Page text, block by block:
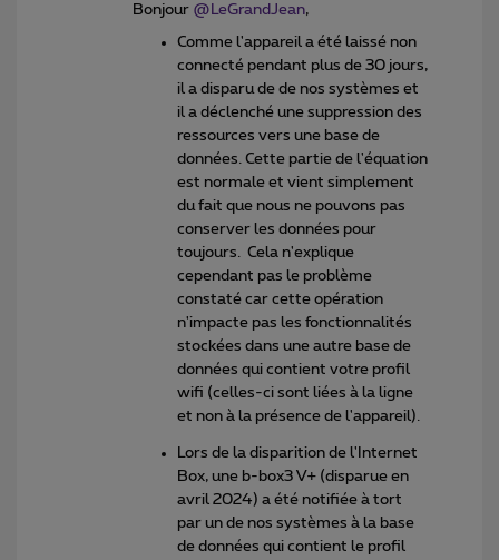
Bonjour ​ @LeGrandJean,
Comme l'appareil a été laissé non
connecté pendant plus de 30 jours,
il a disparu de de nos systèmes et
il a déclenché une suppression des
ressources vers une base de
données. Cette partie de l'équation
est normale et vient simplement
du fait que nous ne pouvons pas
conserver les données pour
toujours. Cela n'explique
cependant pas le problème
constaté car cette opération
n'impacte pas les fonctionnalités
stockées dans une autre base de
données qui contient votre profil
wifi (celles-ci sont liées à la ligne
et non à la présence de l'appareil).
Lors de la disparition de l'Internet
Box, une b-box3 V+ (disparue en
avril 2024) a été notifiée à tort
par un de nos systèmes à la base
de données qui contient le profil